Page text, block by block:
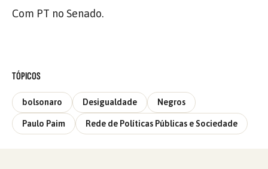
Com PT no Senado.
TÓPICOS
bolsonaro Desigualdade Negros
Paulo Paim Rede de Políticas Públicas e Sociedade